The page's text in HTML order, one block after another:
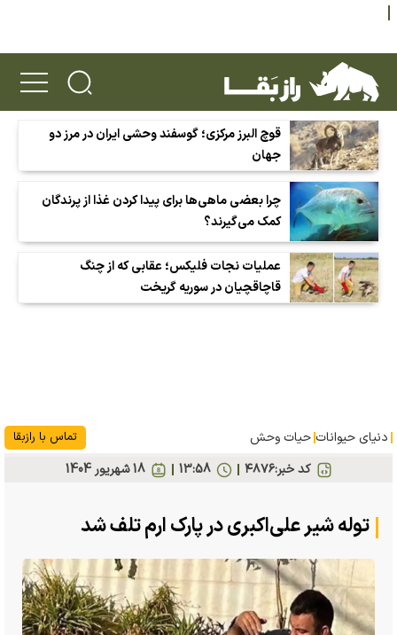
قوچ البرز مرکزی؛ گوسفند وحشی ایران در مرز دو
جهان
چرا بعضی ماهی‌ها برای پیدا کردن غذا از پرندگان
کمک می‌گیرند؟
عملیات نجات فلیکس؛ عقابی که از چنگ
قاچاقچیان در سوریه گریخت
دنیای حیوانات حیات وحش تماس با رازبقا
کد خبر:۴۸۷۶ 18 شهريور 1404 13:58
توله شیر علی‌اکبری در پارک ارم تلف شد